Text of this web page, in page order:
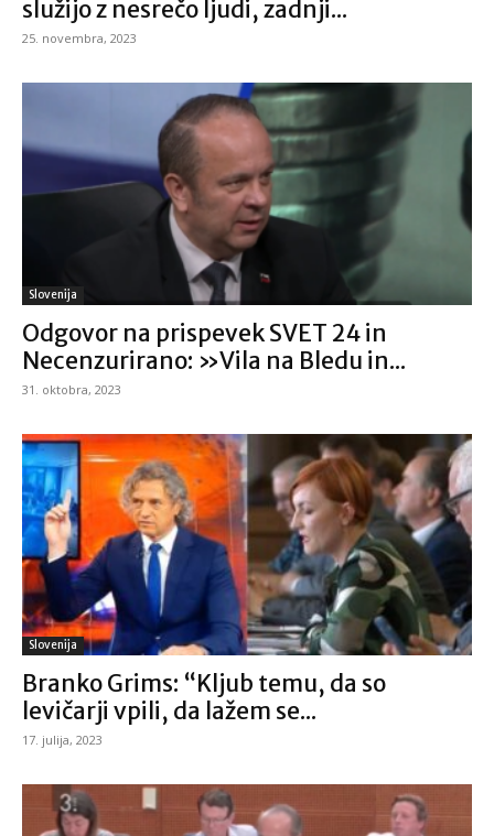
služijo z nesrečo ljudi, zadnji...
25. novembra, 2023
Slovenija
Odgovor na prispevek SVET 24 in
Necenzurirano: »Vila na Bledu in...
31. oktobra, 2023
Slovenija
Branko Grims: “Kljub temu, da so
levičarji vpili, da lažem se...
17. julija, 2023